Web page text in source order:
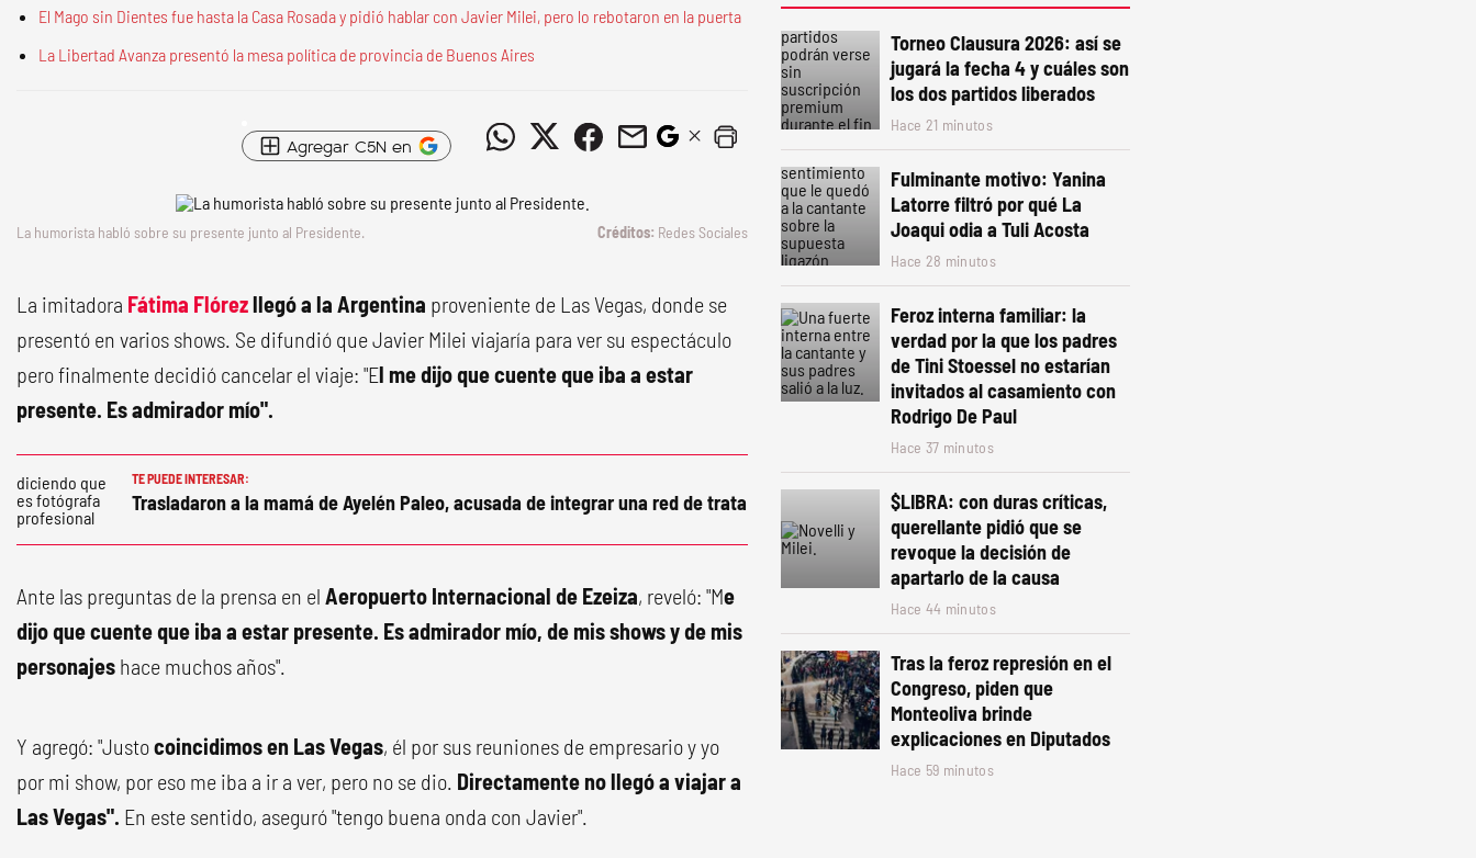
El Mago sin Dientes fue hasta la Casa Rosada y pidió hablar con Javier Milei, pero lo rebotaron en la puerta
La Libertad Avanza presentó la mesa política de provincia de Buenos Aires
Agregar C5N en
La humorista habló sobre su presente junto al Presidente. Redes Sociales
La imitadora Fátima Flórezllegó a la Argentina proveniente de Las Vegas, donde se
presentó en varios shows. Se difundió que Javier Milei viajaría para ver su espectáculo
pero finalmente decidió cancelar el viaje: "El me dijo que cuente que iba a estar
presente. Es admirador mío".
TE PUEDE INTERESAR:
Trasladaron a la mamá de Ayelén Paleo, acusada de integrar una red de trata
Ante las preguntas de la prensa en el Aeropuerto Internacional de Ezeiza, reveló: "Me
dijo que cuente que iba a estar presente. Es admirador mío, de mis shows y de mis
personajes hace muchos años".
Y agregó: "Justocoincidimos en Las Vegas, él por sus reuniones de empresario y yo
por mi show, por eso me iba a ir a ver, pero no se dio. Directamente no llegó a viajar a
Las Vegas". En este sentido, aseguró "tengo buena onda con Javier".
Torneo Clausura 2026: así se
jugará la fecha 4 y cuáles son
los dos partidos liberados
Hace 21 minutos
Fulminante motivo: Yanina
Latorre filtró por qué La
Joaqui odia a Tuli Acosta
Hace 28 minutos
Feroz interna familiar: la
verdad por la que los padres
de Tini Stoessel no estarían
invitados al casamiento con
Rodrigo De Paul
Hace 37 minutos
$LIBRA: con duras críticas,
querellante pidió que se
revoque la decisión de
apartarlo de la causa
Hace 44 minutos
Tras la feroz represión en el
Congreso, piden que
Monteoliva brinde
explicaciones en Diputados
Hace 59 minutos